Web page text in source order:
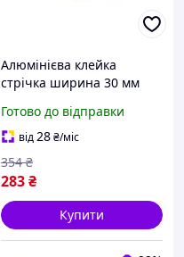
Алюмінієва клейка
стрічка ширина 30 мм
монтажу вентиляції та
відбиття тепла
Готово до відправки
від28₴/міс
283₴
354 ₴
Купити